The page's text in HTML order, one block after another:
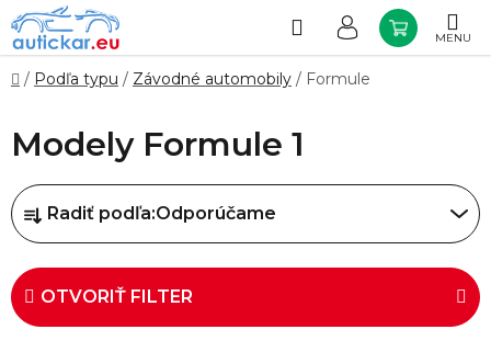
Prejsť
na
obsah
Hľadať
KOŠÍK
Domov
/ Podľa typu / Závodné automobily / Formule
Modely Formule 1
R
a
d
e
n
Radiť podľa:Odporúčame
OTVORIŤ FILTER